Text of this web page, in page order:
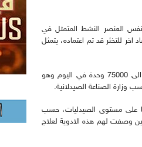
العنصر النشط المتمثل في
للتخثر قد تم اعتماده، يتمثل
للتذكير أن سلسة انتاج فارينوكس قد تم تدشينها في سبتمبر 2020 بطاقة انتاجية قد تصل الى 75000 وحدة في اليوم وهو
على مستوى الصيدليات، حسب
وصفت لهم هذه الادوية لعلاج